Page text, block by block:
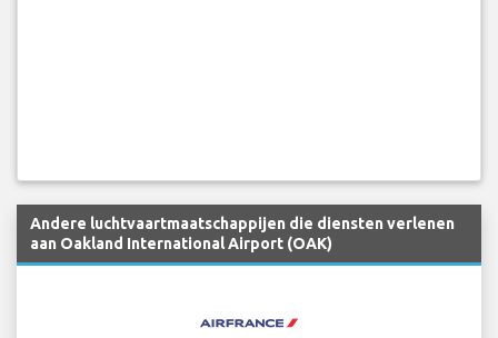
Andere luchtvaartmaatschappijen die diensten verlenen
aan Oakland International Airport (OAK)